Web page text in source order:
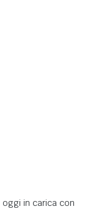
oggi in carica con